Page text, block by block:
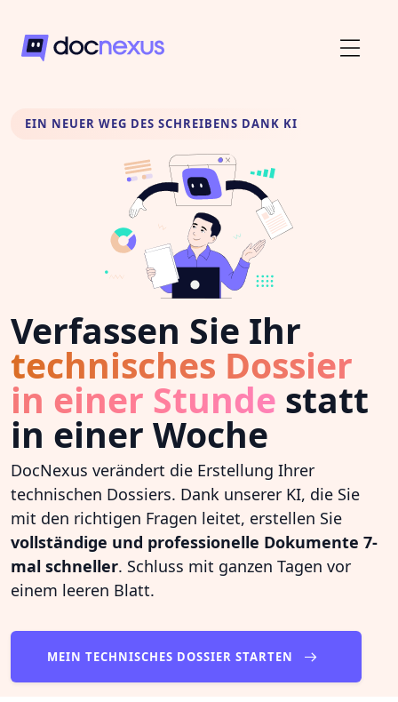
EIN NEUER WEG DES SCHREIBENS DANK KI
Verfassen Sie Ihr
technisches Dossier
in einer Stunde statt
in einer Woche
DocNexus verändert die Erstellung Ihrer
technischen Dossiers. Dank unserer KI, die Sie
mit den richtigen Fragen leitet, erstellen Sie
vollständige und professionelle Dokumente 7-
mal schneller. Schluss mit ganzen Tagen vor
einem leeren Blatt.
MEIN TECHNISCHES DOSSIER STARTEN